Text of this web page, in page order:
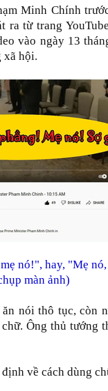
Minh Chính
từ trang
vào ngày 13
xã hội.
nó!", hay, "Mẹ
màn ảnh)
nói thô tục, còn
Ông thủ tướng
về cách dùng